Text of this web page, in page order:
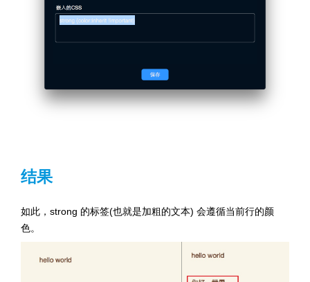
结果
如此，strong 的标签(也就是加粗的文本) 会遵循当前行的颜
色。